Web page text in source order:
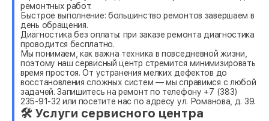
ремонтных работ.
Быстрое выполнение: большинство ремонтов завершаем в
день обращения.
Диагностика без оплаты: при заказе ремонта диагностика
проводится бесплатно.
Мы понимаем, как важна техника в повседневной жизни,
поэтому наш сервисный центр стремится минимизировать
время простоя. От устранения мелких дефектов до
восстановления сложных систем — мы справимся с любой
задачей. Запишитесь на ремонт по телефону +7 (383)
235-91-32 или посетите нас по адресу ул. Романова, д. 39.
🛠 Услуги сервисного центра